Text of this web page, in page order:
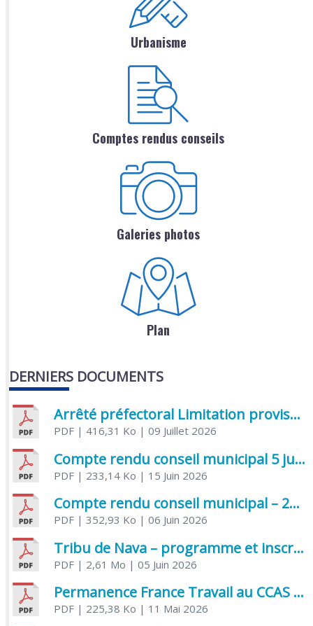
Urbanisme
Comptes rendus conseils
Galeries photos
Plan
DERNIERS DOCUMENTS
Arrêté préfectoral Limitation provisoire des usages de l’eau
PDF| 416,31 Ko | 09 Juillet 2026
Compte rendu conseil municipal 5 juin 2026 sénatoriale
PDF| 233,14 Ko | 15 Juin 2026
Compte rendu conseil municipal – 21 avril 2026
PDF| 352,93 Ko | 06 Juin 2026
Tribu de Nava – programme et inscriptions été 2026
PDF| 2,61 Mo | 05 Juin 2026
Permanence France Travail au CCAS de Saujon Juin 2026
PDF| 225,38 Ko | 11 Mai 2026